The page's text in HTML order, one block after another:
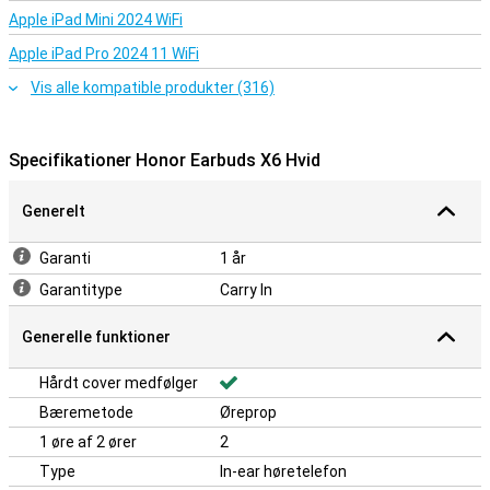
uden at bekymre dig. Bemærk dog, at opladningsetuiet ikke er
vandafvisende og derfor skal holdes tørt.
Kontrol lige ved hånden
De praktiske touch-kontroller på øretelefonerne gør det nemt at
Earbuds X6 White meget brugervenlige, så du altid har kontrollen.
Apple iPad Mini 2024 WiFi
Apple iPad Pro 2024 11 WiFi
Vis alle kompatible produkter (316)
Specifikationer Honor Earbuds X6 Hvid
Generelt
Garanti
1 år
Garantitype
Carry In
Generelle funktioner
Hårdt cover medfølger
Bæremetode
Øreprop
1 øre af 2 ører
2
Type
In-ear høretelefon